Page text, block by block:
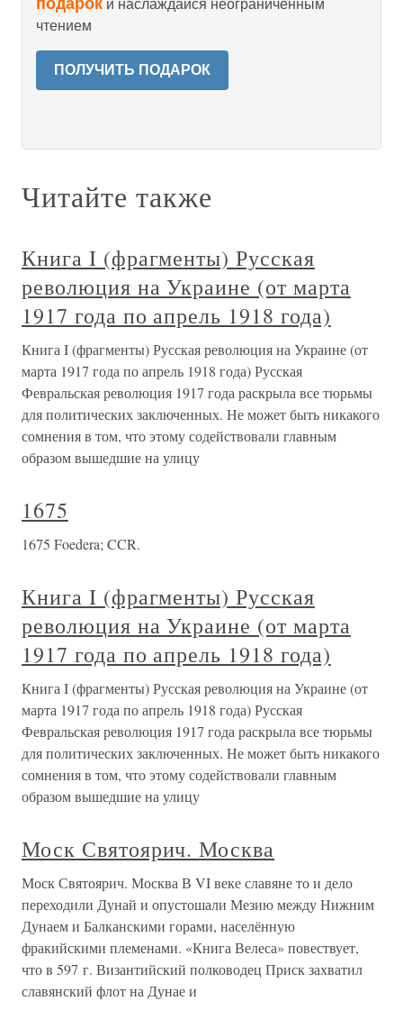
подарок и наслаждайся неограниченным
чтением
ПОЛУЧИТЬ ПОДАРОК
Читайте также
Книга I (фрагменты) Русская
революция на Украине (от марта
1917 года по апрель 1918 года)
Книга I (фрагменты) Русская революция на Украине (от
марта 1917 года по апрель 1918 года) Русская
Февральская революция 1917 года раскрыла все тюрьмы
для политических заключенных. Не может быть никакого
сомнения в том, что этому содействовали главным
образом вышедшие на улицу
1675
1675 Foedera; CCR.
Книга I (фрагменты) Русская
революция на Украине (от марта
1917 года по апрель 1918 года)
Книга I (фрагменты) Русская революция на Украине (от
марта 1917 года по апрель 1918 года) Русская
Февральская революция 1917 года раскрыла все тюрьмы
для политических заключенных. Не может быть никакого
сомнения в том, что этому содействовали главным
образом вышедшие на улицу
Моск Святоярич. Москва
Моск Святоярич. Москва В VI веке славяне то и дело
переходили Дунай и опустошали Мезию между Нижним
Дунаем и Балканскими горами, населённую
фракийскими племенами. «Книга Велеса» повествует,
что в 597 г. Византийский полководец Приск захватил
славянский флот на Дунае и